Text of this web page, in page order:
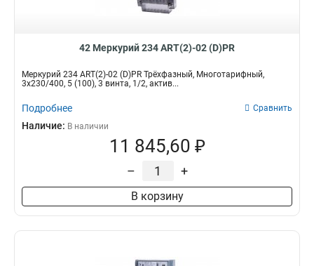
42 Меркурий 234 ART(2)-02 (D)PR
Меркурий 234 ART(2)-02 (D)PR Трёхфазный, Многотарифный,
3x230/400, 5 (100), 3 винта, 1/2, актив...
Подробнее Сравнить
Наличие: В наличии
11 845,60 ₽
– +
В корзину